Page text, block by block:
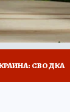
СВОДКА